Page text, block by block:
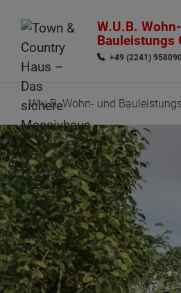
W.U.B.
Bauleistungs
+49 (2241)
W.u.B. Wohn- und